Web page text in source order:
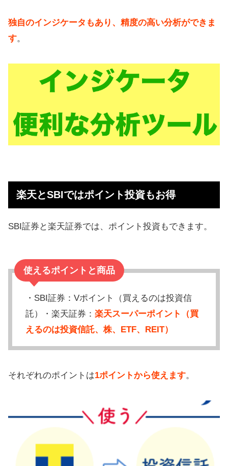
独自のインジケータもあり、精度の高い分析ができま
す。
楽天とSBIではポイント投資もお得
SBI証券と楽天証券では、ポイント投資もできます。
使えるポイントと商品
・SBI証券：Vポイント（買えるのは投資信
託）・楽天証券： 楽天スーパーポイント（買
えるのは投資信託、株、ETF、REIT）
それぞれのポイントは1ポイントから使えます。